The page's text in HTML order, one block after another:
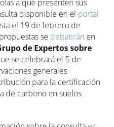
a que presenten sus
disponible en el portal
el 19 de febrero de
se debatirán en
de Expertos sobre
se celebrará el 5 de
generales
para la certificación
de carbono en suelos